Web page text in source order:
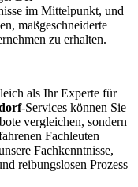
im Mittelpunkt, und
maßgeschneiderte
zu erhalten.
als Ihr Experte für
-Services können Sie
vergleichen, sondern
Fachleuten
Fachkenntnisse,
reibungslosen Prozess